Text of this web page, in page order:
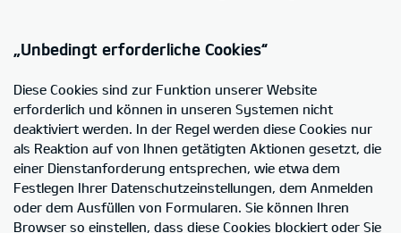
„Unbedingt erforderliche Cookies“
Diese Cookies sind zur Funktion unserer Website
erforderlich und können in unseren Systemen nicht
deaktiviert werden. In der Regel werden diese Cookies nur
als Reaktion auf von Ihnen getätigten Aktionen gesetzt, die
einer Dienstanforderung entsprechen, wie etwa dem
Festlegen Ihrer Datenschutzeinstellungen, dem Anmelden
oder dem Ausfüllen von Formularen. Sie können Ihren
Browser so einstellen, dass diese Cookies blockiert oder Sie